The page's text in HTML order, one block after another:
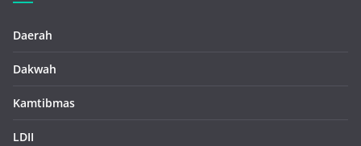
Daerah
Dakwah
Kamtibmas
LDII